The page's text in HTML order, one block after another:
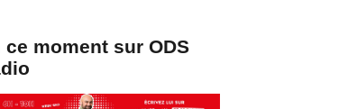
ce moment sur ODS